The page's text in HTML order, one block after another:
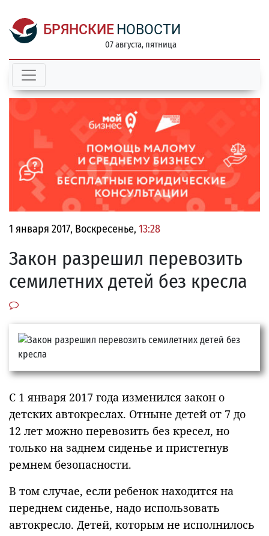
БРЯНСКИЕ НОВОСТИ
07 августа, пятница
1 января 2017, Воскресенье, 13:28
Закон разрешил перевозить
семилетних детей без кресла
С 1 января 2017 года изменился закон о
детских автокреслах. Отныне детей от 7 до
12 лет можно перевозить без кресел, но
только на заднем сиденье и пристегнув
ремнем безопасности.
В том случае, если ребенок находится на
переднем сиденье, надо использовать
автокресло. Детей, которым не исполнилось